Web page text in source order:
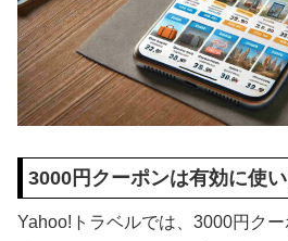
3000円クーポンは有効に使
Yahoo!トラベルでは、3000円ク